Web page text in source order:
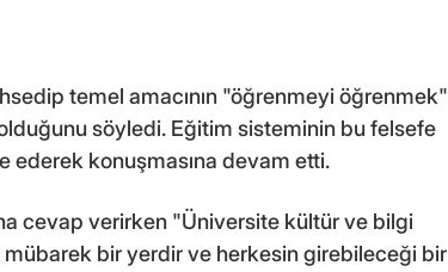
temel amacının "öğrenmeyi öğrenmek"
söyledi. Eğitim sisteminin bu felsefe
ederek konuşmasına devam etti.
cevap verirken "Üniversite kültür ve bilgi
mübarek bir yerdir ve herkesin girebileceği bir